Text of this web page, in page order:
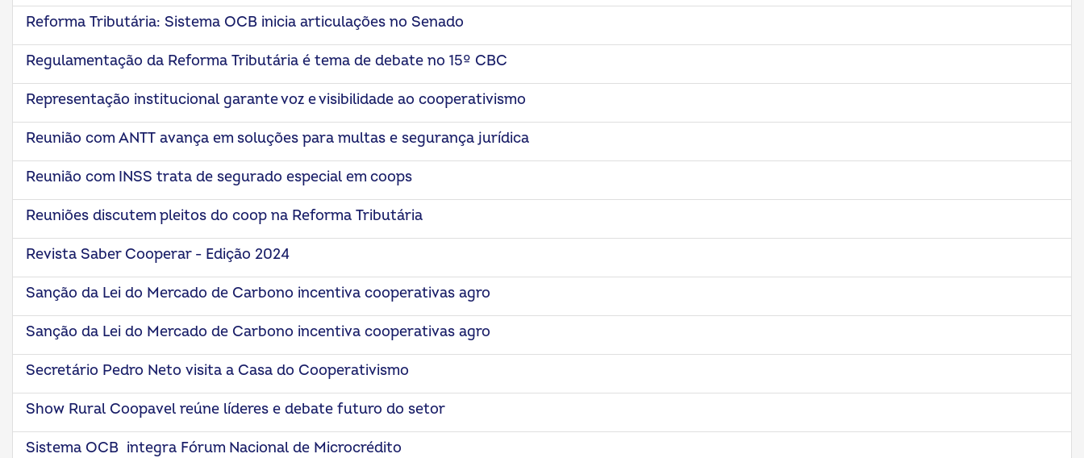
Reforma Tributária: Sistema OCB inicia articulações no Senado
Regulamentação da Reforma Tributária é tema de debate no 15º CBC
Representação institucional garante voz e visibilidade ao cooperativismo
Reunião com ANTT avança em soluções para multas e segurança jurídica
Reunião com INSS trata de segurado especial em coops
Reuniões discutem pleitos do coop na Reforma Tributária
Revista Saber Cooperar - Edição 2024
Sanção da Lei do Mercado de Carbono incentiva cooperativas agro
Sanção da Lei do Mercado de Carbono incentiva cooperativas agro
Secretário Pedro Neto visita a Casa do Cooperativismo
Show Rural Coopavel reúne líderes e debate futuro do setor
Sistema OCB integra Fórum Nacional de Microcrédito